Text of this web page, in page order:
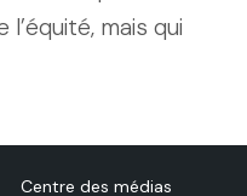
mais qui
Centre des médias